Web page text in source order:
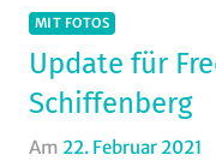
MIT FOTOS
Update für
Schiffenberg
Am 22. Februar 2021